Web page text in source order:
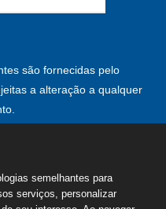
são fornecidas pelo
a alteração a qualquer
Leardi | Todos os direitos
semelhantes para
serviços, personalizar